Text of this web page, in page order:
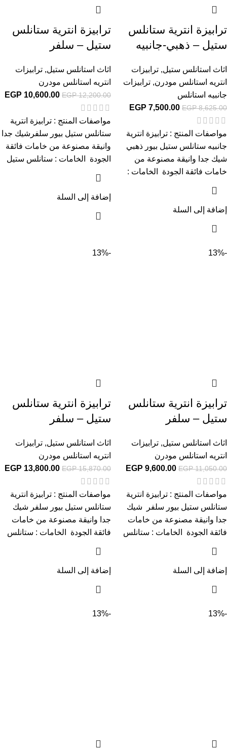
ترابيزة انترية ستانلس
ستيل – ذهبي-جانبيه
اثاث استانلس ستيل, ترابيزات
انتريه استانلس مودرن, ترابيزات
جانبيه استانلس
EGP8,625.00
EGP 7,500.00
مواصفات المنتج : ترابيزة انترية
جانبيه ستانلس ستيل بيور ذهبي
شيك جدا وانيقة مصنوعة من
خامات فائقة الجودة الخامات :
إضافة إلى السلة
ترابيزة انترية ستانلس
ستيل – سلفر
اثاث استانلس ستيل, ترابيزات
انتريه استانلس مودرن
EGP12,200.00
EGP 10,600.00
مواصفات المنتج : ترابيزة انترية
ستانلس ستيل بيور سلفرشيك جدا
وانيقة مصنوعة من خامات فائقة
الجودة الخامات : ستانلس ستيل
إضافة إلى السلة
-13%
ترابيزة انترية ستانلس
ستيل – سلفر
اثاث استانلس ستيل, ترابيزات
انتريه استانلس مودرن
EGP11,050.00
EGP 9,600.00
مواصفات المنتج : ترابيزة انترية
ستانلس ستيل بيور سلفر شيك
جدا وانيقة مصنوعة من خامات
فائقة الجودة الخامات : ستانلس
إضافة إلى السلة
-13%
ترابيزة انترية ستانلس
ستيل – سلفر
اثاث استانلس ستيل, ترابيزات
انتريه استانلس مودرن
EGP15,870.00
EGP 13,800.00
مواصفات المنتج : ترابيزة انترية
ستانلس ستيل بيور سلفر شيك
جدا وانيقة مصنوعة من خامات
فائقة الجودة الخامات : ستانلس
إضافة إلى السلة
-13%
-13%